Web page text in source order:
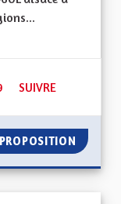
services publics en
49 ABONNÉS
SUIVRE
UNE